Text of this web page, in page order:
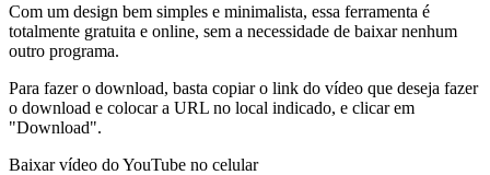
Com um design bem simples e minimalista, essa ferramenta é
totalmente gratuita e online, sem a necessidade de baixar nenhum
outro programa.
Para fazer o download, basta copiar o link do vídeo que deseja fazer
o download e colocar a URL no local indicado, e clicar em
"Download".
Baixar vídeo do YouTube no celular